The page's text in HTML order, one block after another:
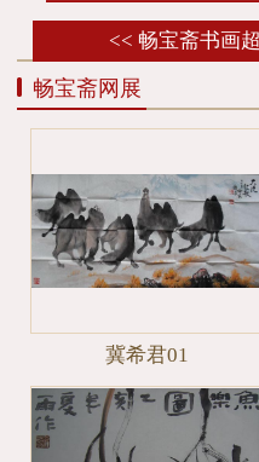
<< 畅宝斋书画
畅宝斋网展
冀希君01